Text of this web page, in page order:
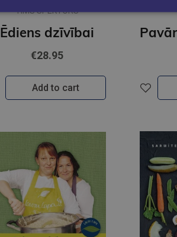
TIMS SPEKTORS
Ēdiens dzīvībai
€28.95
Add to cart